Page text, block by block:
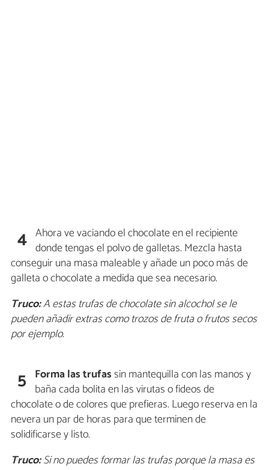
4 Ahora ve vaciando el chocolate en el recipiente
donde tengas el polvo de galletas. Mezcla hasta
conseguir una masa maleable y añade un poco más de
galleta o chocolate a medida que sea necesario.
Truco:A estas trufas de chocolate sin alcochol se le
pueden añadir extras como trozos de fruta o frutos secos
por ejemplo.
5 Forma las trufassin mantequilla con las manos y
baña cada bolita en las virutas o fideos de
chocolate o de colores que prefieras. Luego reserva en la
nevera un par de horas para que terminen de
solidificarse y listo.
Truco:Si no puedes formar las trufas porque la masa es